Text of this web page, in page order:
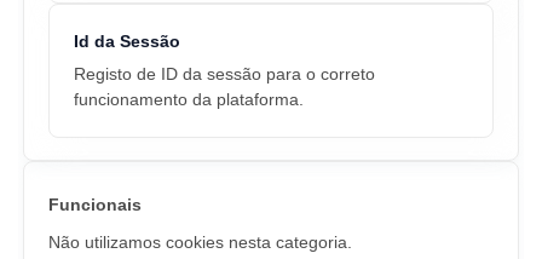
Id da Sessão
Registo de ID da sessão para o correto
funcionamento da plataforma.
Funcionais
Não utilizamos cookies nesta categoria.